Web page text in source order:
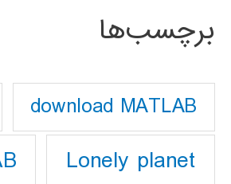
برچسب‌ها
download MATLAB
Lonely planet